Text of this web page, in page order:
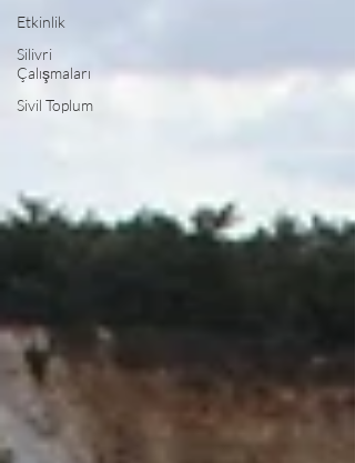
Etkinlik
Silivri
Çalışmaları
Sivil Toplum